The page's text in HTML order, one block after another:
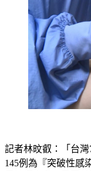
記者林旼叡：「台